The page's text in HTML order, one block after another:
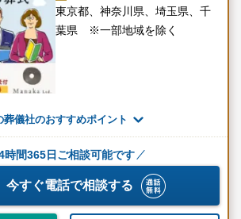
東京都、神奈川県、埼玉県、千
葉県 ※一部地域を除く
葬儀社のおすすめポイント
時間365日ご相談可能です
今すぐ電話で相談する